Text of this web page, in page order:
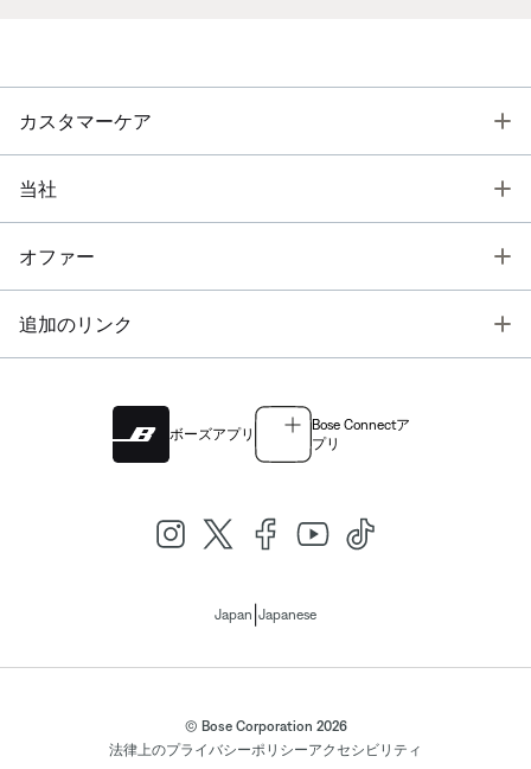
カスタマーケア
当社
オファー
追加のリンク
ボーズアプリ
Bose Connectア
プリ
Japan Japanese
© Bose Corporation 2026
法律上のプライバシーポリシーアクセシビリティ